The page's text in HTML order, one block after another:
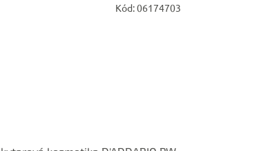
Kód:06174703